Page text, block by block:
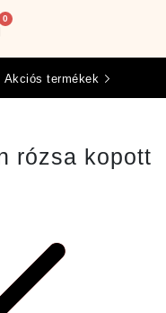
0
Akciós termékek
rózsa kopott